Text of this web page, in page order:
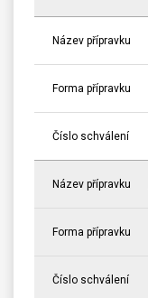
Název přípravku
Forma přípravku
Číslo schválení
Název přípravku
Forma přípravku
Číslo schválení